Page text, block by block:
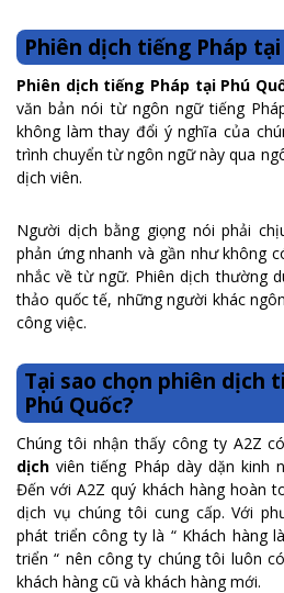
Phiên dịch tiếng Pháp
Phiên dịch tiếng Pháp tại Phú
văn bản nói từ ngôn ngữ tiếng
không làm thay đổi ý nghĩa của
trình chuyển từ ngôn ngữ này qua
dịch viên.
Người dịch bằng giọng nói phải
phản ứng nhanh và gần như không
nhắc về từ ngữ. Phiên dịch thường
thảo quốc tế, những người khác
công việc.
Tại sao chọn phiên dịch
Phú Quốc?
Chúng tôi nhận thấy công ty A2Z
dịch viên tiếng Pháp dày dặn kinh
Đến với A2Z quý khách hàng hoàn
dịch vụ chúng tôi cung cấp. Với
phát triển công ty là “ Khách hàng
triển “ nên công ty chúng tôi luôn
khách hàng cũ và khách hàng mới.